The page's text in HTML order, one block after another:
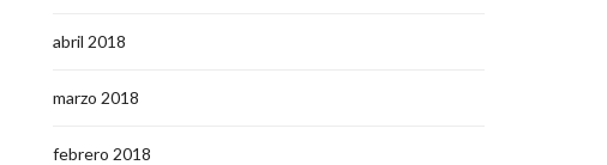
abril 2018
marzo 2018
febrero 2018